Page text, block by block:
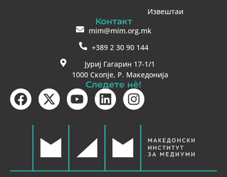
Извештаи
Контакт
mim@mim.org.mk
+389 2 30 90 144
Јуриј Гагарин 17-1/1
1000 Скопје, Р. Македонија
Следете нè!